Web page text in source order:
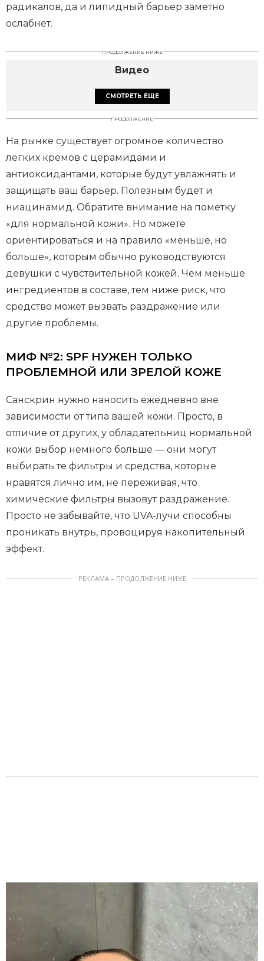
радикалов, да и липидный барьер заметно
ослабнет.
ПРОДОЛЖЕНИЕ НИЖЕ
Видео
СМОТРЕТЬ ЕЩЕ
ПРОДОЛЖЕНИЕ
На рынке существует огромное количество
легких кремов с церамидами и
антиоксидантами, которые будут увлажнять и
защищать ваш барьер. Полезным будет и
ниацинамид. Обратите внимание на пометку
«для нормальной кожи». Но можете
ориентироваться и на правило «меньше, но
больше», которым обычно руководствуются
девушки с чувствительной кожей. Чем меньше
ингредиентов в составе, тем ниже риск, что
средство может вызвать раздражение или
другие проблемы.
МИФ №2: SPF НУЖЕН ТОЛЬКО
ПРОБЛЕМНОЙ ИЛИ ЗРЕЛОЙ КОЖЕ
Санскрин нужно наносить ежедневно вне
зависимости от типа вашей кожи. Просто, в
отличие от других, у обладательниц нормальной
кожи выбор немного больше — они могут
выбирать те фильтры и средства, которые
нравятся лично им, не переживая, что
химические фильтры вызовут раздражение.
Просто не забывайте, что UVA-лучи способны
проникать внутрь, провоцируя накопительный
эффект.
РЕКЛАМА – ПРОДОЛЖЕНИЕ НИЖЕ